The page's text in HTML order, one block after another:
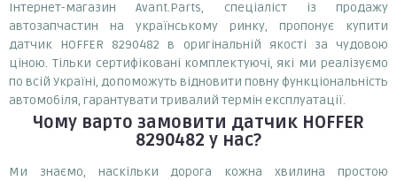
Інтернет-магазин Avant.Parts, спеціаліст із продажу
автозапчастин на українському ринку, пропонує купити
датчик HOFFER 8290482 в оригінальній якості за чудовою
ціною. Тільки сертифіковані комплектуючі, які ми реалізуємо
по всій Україні, допоможуть відновити повну функціональність
автомобіля, гарантувати тривалий термін експлуатації.
Чому варто замовити датчик HOFFER
8290482 у нас?
Ми знаємо, наскільки дорога кожна хвилина простою